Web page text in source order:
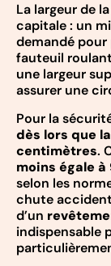
La largeur de
capitale : un
demandé pour
fauteuil
une largeur
assurer une
Pour la
dès lors que
centimètres.
moins égale
selon les
chute
d’un
indispensable